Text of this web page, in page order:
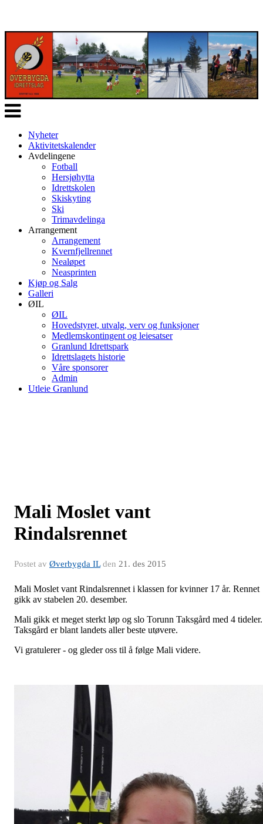
Veksle
navigasjon
Nyheter
Aktivitetskalender
Avdelingene
Fotball
Hersjøhytta
Idrettskolen
Skiskyting
Ski
Trimavdelinga
Arrangement
Arrangement
Kvernfjellrennet
Nealøpet
Neasprinten
Kjøp og Salg
Galleri
ØIL
ØIL
Hovedstyret, utvalg, verv og funksjoner
Medlemskontingent og leiesatser
Granlund Idrettspark
Idrettslagets historie
Våre sponsorer
Admin
Utleie Granlund
Mali Moslet vant
Rindalsrennet
Postet av Øverbygda ILden 21. des 2015
Mali Moslet vant Rindalsrennet i klassen for kvinner 17 år. Rennet
gikk av stabelen 20. desember.
Mali gikk et meget sterkt løp og slo Torunn Taksgård med 4 tideler.
Taksgård er blant landets aller beste utøvere.
Vi gratulerer - og gleder oss til å følge Mali videre.